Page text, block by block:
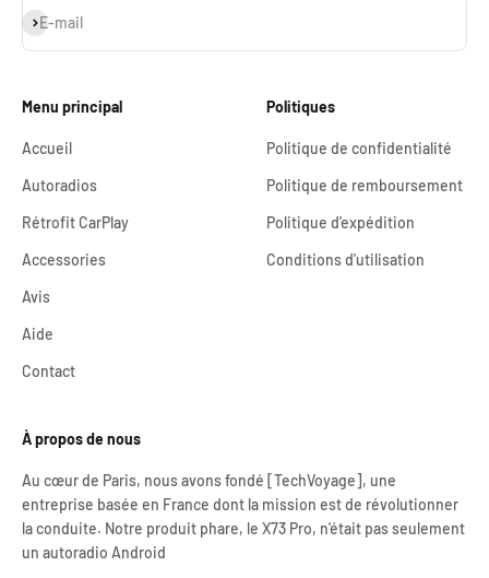
E-mail
S'inscrire
Menu principal
Accueil
Autoradios
Rétrofit CarPlay
Accessories
Avis
Aide
Contact
Politiques
Politique de confidentialité
Politique de remboursement
Politique d'expédition
Conditions d'utilisation
À propos de nous
Au cœur de Paris, nous avons fondé [TechVoyage], une
entreprise basée en France dont la mission est de révolutionner
la conduite. Notre produit phare, le X73 Pro, n'était pas seulement
un autoradio Android